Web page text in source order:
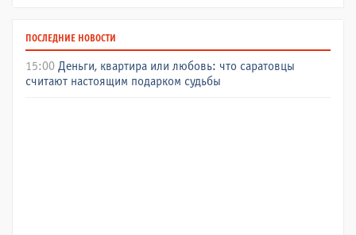
ПОСЛЕДНИЕ НОВОСТИ
15:00 Деньги, квартира или любовь: что саратовцы
считают настоящим подарком судьбы